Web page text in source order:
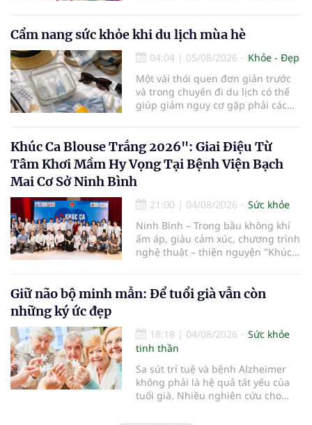
Trường hợp một bệnh nhân 79 tuổi
có khối u tăng gấp đôi kích thước
chỉ sau 4 tháng theo dõi là lời cảnh
báo về sự cần thiết của việc khám
sức khỏe định kỳ, đặc biệt ở người
cao tuổi.
Cẩm nang sức khỏe khi du lịch mùa hè
04:04 | 05/08/2026
Khỏe - Đẹp
Một vài thói quen đơn giản trước
và trong chuyến đi du lịch có thể
giúp giảm nguy cơ gặp phải các
Khúc Ca Blouse Trắng 2026": Giai Điệu Từ
Tâm Khơi Mầm Hy Vọng Tại Bệnh Viện Bạch
Mai Cơ Sở Ninh Bình
21:00 | 04/08/2026
Sức khỏe
Ninh Bình – Trong bầu không khí
ấm áp, giàu cảm xúc, chương trình
nghệ thuật – thiện nguyện "Khúc
điểm dừng chân đầu tiên tại Bệnh
viện Bạch Mai cơ sở Ninh Bình.
Giữ não bộ minh mẫn: Để tuổi già vẫn còn
những ký ức đẹp
18:18 | 04/08/2026
Sức khỏe
tinh thần
Sa sút trí tuệ và bệnh Alzheimer
không phải là hệ quả tất yếu của
tuổi già. Nhiều nghiên cứu cho